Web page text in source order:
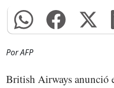
Por AFP
British Airways anunció